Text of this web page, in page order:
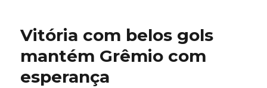
Vitória com belos gols
mantém Grêmio com
esperança